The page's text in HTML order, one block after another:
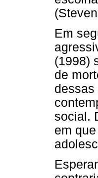
Em
(1998)
de
dessas
social.
em